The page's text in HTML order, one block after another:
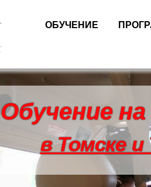
ОБУЧЕНИЕ
Обучение
в Томске